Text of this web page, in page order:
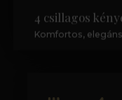
4 csillagos
Komfortos,